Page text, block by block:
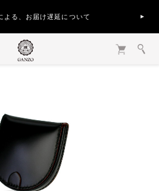
よる、お届け遅延について